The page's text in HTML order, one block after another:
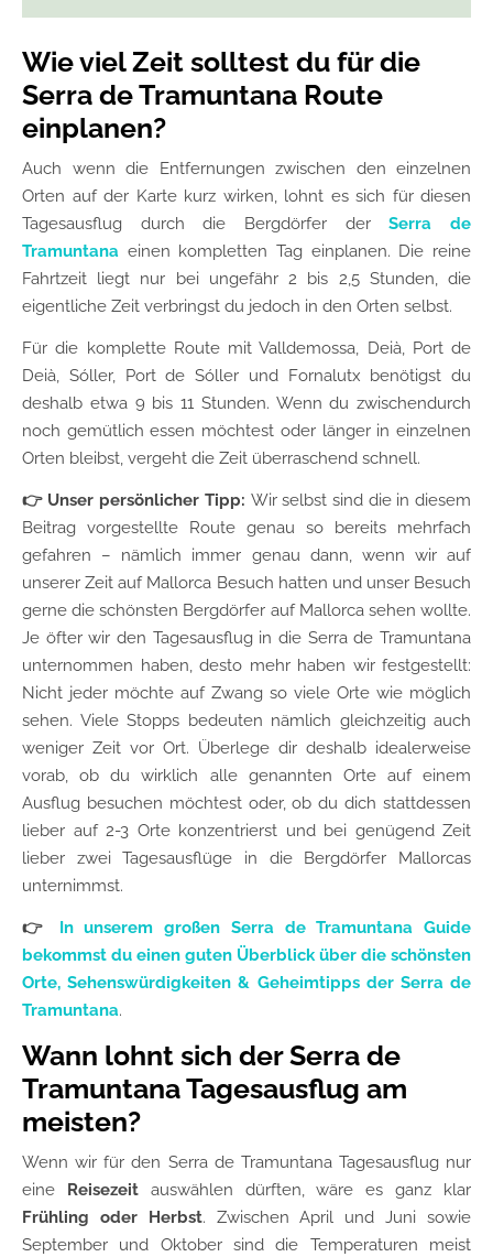
Wie viel Zeit solltest du für die
Serra de Tramuntana Route
einplanen?
Auch wenn die Entfernungen zwischen den einzelnen
Orten auf der Karte kurz wirken, lohnt es sich für diesen
Tagesausflug durch die Bergdörfer derSerra de
Tramuntana einen kompletten Tag einplanen. Die reine
Fahrtzeit liegt nur bei ungefähr 2 bis 2,5 Stunden, die
eigentliche Zeit verbringst du jedoch in den Orten selbst.
Für die komplette Route mit Valldemossa, Deià, Port de
Deià, Sóller, Port de Sóller und Fornalutx benötigst du
deshalb etwa 9 bis 11 Stunden. Wenn du zwischendurch
noch gemütlich essen möchtest oder länger in einzelnen
Orten bleibst, vergeht die Zeit überraschend schnell.
👉 Unser persönlicher Tipp: Wir selbst sind die in diesem
Beitrag vorgestellte Route genau so bereits mehrfach
gefahren – nämlich immer genau dann, wenn wir auf
unserer Zeit auf Mallorca Besuch hatten und unser Besuch
gerne die schönsten Bergdörfer auf Mallorca sehen wollte.
Je öfter wir den Tagesausflug in die Serra de Tramuntana
unternommen haben, desto mehr haben wir festgestellt:
Nicht jeder möchte auf Zwang so viele Orte wie möglich
sehen. Viele Stopps bedeuten nämlich gleichzeitig auch
weniger Zeit vor Ort. Überlege dir deshalb idealerweise
vorab, ob du wirklich alle genannten Orte auf einem
Ausflug besuchen möchtest oder, ob du dich stattdessen
lieber auf 2-3 Orte konzentrierst und bei genügend Zeit
lieber zwei Tagesausflüge in die Bergdörfer Mallorcas
unternimmst.
👉
In unserem großen Serra de Tramuntana Guide
bekommst du einen guten Überblick über die schönsten
Orte, Sehenswürdigkeiten & Geheimtipps der Serra de
Tramuntana.
Wann lohnt sich der Serra de
Tramuntana Tagesausflug am
meisten?
Wenn wir für den Serra de Tramuntana Tagesausflug nur
eine Reisezeitauswählen dürften, wäre es ganz klar
Frühling oder Herbst. Zwischen April und Juni sowie
September und Oktober sind die Temperaturen meist